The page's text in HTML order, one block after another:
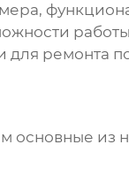
для ремонта
основные из